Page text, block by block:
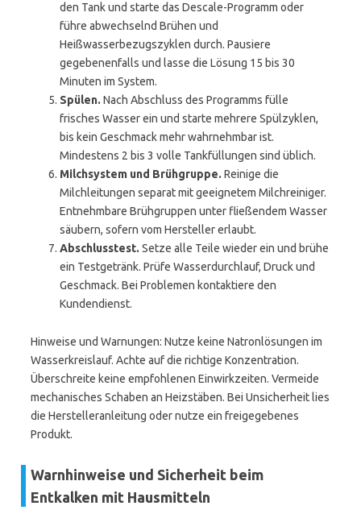
den Tank und starte das Descale-Programm oder
führe abwechselnd Brühen und
Heißwasserbezugszyklen durch. Pausiere
gegebenenfalls und lasse die Lösung 15 bis 30
Minuten im System.
Spülen. Nach Abschluss des Programms fülle
frisches Wasser ein und starte mehrere Spülzyklen,
bis kein Geschmack mehr wahrnehmbar ist.
Mindestens 2 bis 3 volle Tankfüllungen sind üblich.
Milchsystem und Brühgruppe. Reinige die
Milchleitungen separat mit geeignetem Milchreiniger.
Entnehmbare Brühgruppen unter fließendem Wasser
säubern, sofern vom Hersteller erlaubt.
Abschlusstest. Setze alle Teile wieder ein und brühe
ein Testgetränk. Prüfe Wasserdurchlauf, Druck und
Geschmack. Bei Problemen kontaktiere den
Kundendienst.
Hinweise und Warnungen: Nutze keine Natronlösungen im
Wasserkreislauf. Achte auf die richtige Konzentration.
Überschreite keine empfohlenen Einwirkzeiten. Vermeide
mechanisches Schaben an Heizstäben. Bei Unsicherheit lies
die Herstelleranleitung oder nutze ein freigegebenes
Produkt.
Warnhinweise und Sicherheit beim
Entkalken mit Hausmitteln